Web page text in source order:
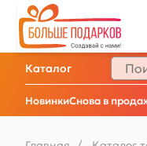
НовинкиСнова в
Каталог